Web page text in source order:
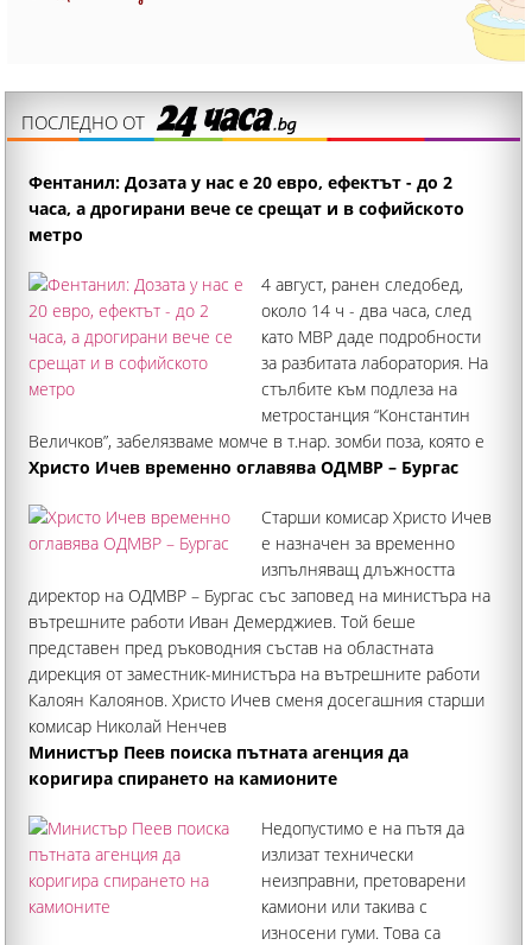
ПОСЛЕДНО ОТ
Фентанил: Дозата у нас е 20 евро, ефектът - до 2
часа, а дрогирани вече се срещат и в софийското
метро
4 август, ранен следобед,
около 14 ч - два часа, след
като МВР даде подробности
за разбитата лаборатория. На
стълбите към подлеза на
метростанция “Константин
Величков”, забелязваме момче в т.нар. зомби поза, която е
свързвана с употребата на фентанил. Привидно спящото
поиска една кока-кола
Христо Ичев временно оглавява ОДМВР – Бургас
Старши комисар Христо Ичев
е назначен за временно
изпълняващ длъжността
директор на ОДМВР – Бургас със заповед на министъра на
вътрешните работи Иван Демерджиев. Той беше
представен пред ръководния състав на областната
дирекция от заместник-министъра на вътрешните работи
Калоян Калоянов. Христо Ичев сменя досегашния старши
комисар Николай Ненчев
Министър Пеев поиска пътната агенция да
коригира спирането на камионите
Недопустимо е на пътя да
излизат технически
неизправни, претоварени
камиони или такива с
износени гуми. Това са